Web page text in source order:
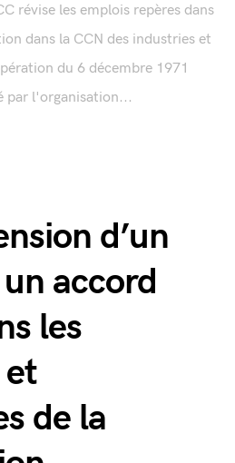
révise les emplois repères dans
dans la CCN des industries et
du 6 décembre 1971
par l'organisation...
d’un
accord
les
de la